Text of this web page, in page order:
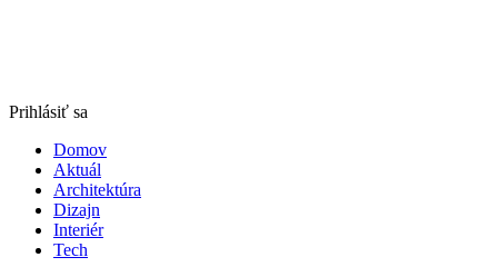
Prihlásiť sa
Domov
Aktuál
Architektúra
Dizajn
Interiér
Tech